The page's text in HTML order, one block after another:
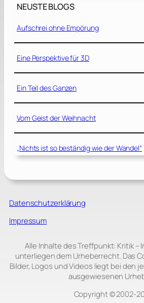
NEUSTE BLOGS
Aufschrei ohne Empörung
Eine Perspektive für 3D
Ein Teil des Ganzen
Vom Geist der Weihnacht
„Nichts ist so beständig wie der Wandel“
Datenschutzerklärung
Impressum
Alle Inhalte des Treffpunkt: Kritik
unterliegen dem Urheberrecht. Das
Bilder, Logos und Videos liegt bei den
ausgewiesenen
Copyright ©